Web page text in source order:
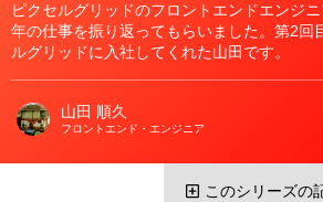
ピクセルグリッドのフロントエンドエンジ
年の仕事を振り返ってもらいました。第2回
ルグリッドに入社してくれた山田です。
ー
山田 順久
フロントエンド・エンジニア
年
新
このシリーズの